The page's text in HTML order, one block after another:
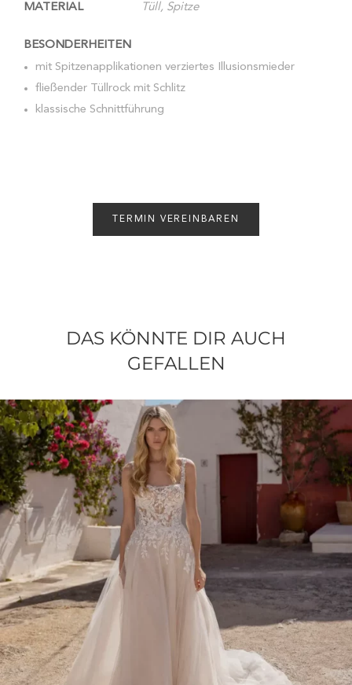
MATERIAL Tüll, Spitze
BESONDERHEITEN
mit Spitzenapplikationen verziertes Illusionsmieder
fließender Tüllrock mit Schlitz
klassische Schnittführung
TERMIN VEREINBAREN
DAS KÖNNTE DIR AUCH
GEFALLEN